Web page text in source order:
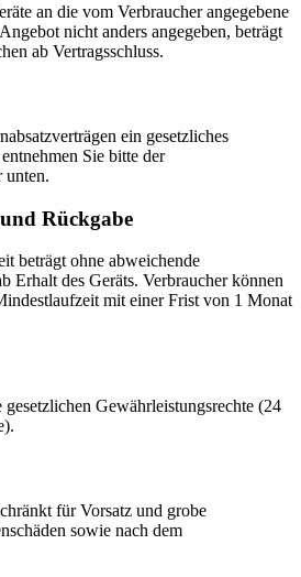
an die vom Verbraucher angegebene
nicht anders angegeben, beträgt
ab Vertragsschluss.
ein gesetzliches
Sie bitte der
unten.
Rückgabe
beträgt ohne abweichende
Erhalt des Geräts. Verbraucher können
mit einer Frist von 1 Monat
Gewährleistungsrechte (24
für Vorsatz und grobe
sowie nach dem